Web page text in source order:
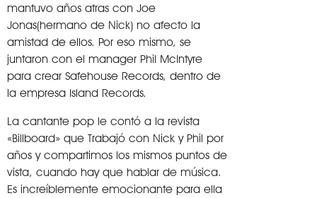
mantuvo años atras con Joe
Jonas(hermano de Nick) no afecto la
amistad de ellos. Por eso mismo, se
juntaron con el manager Phil McIntyre
para crear Safehouse Records, dentro de
la empresa Island Records.
La cantante pop le contó a la revista
«Billboard» que Trabajó con Nick y Phil por
años y compartimos los mismos puntos de
vista, cuando hay que hablar de música.
Es increíblemente emocionante para ella